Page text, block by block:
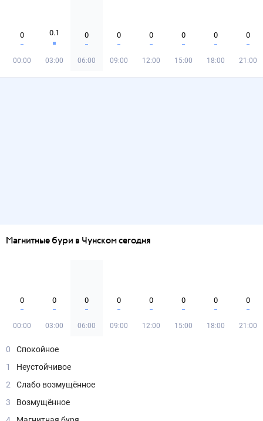
0
00:00
0.1
03:00
0
06:00
0
09:00
0
12:00
0
15:00
0
18:00
0
21:00
Магнитные бури в Чунском сегодня
0
00:00
0
03:00
0
06:00
0
09:00
0
12:00
0
15:00
0
18:00
0
21:00
0
Спокойное
1
Неустойчивое
2
Слабо возмущённое
3
Возмущённое